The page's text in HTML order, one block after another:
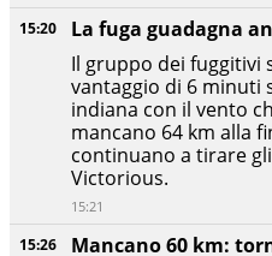
15:26 Mancano 60 km:
15:20
La fuga guadagna
Il gruppo dei fuggitivi
vantaggio di 6 minuti
indiana con il vento
mancano 64 km alla
continuano a tirare
Victorious.
15:21